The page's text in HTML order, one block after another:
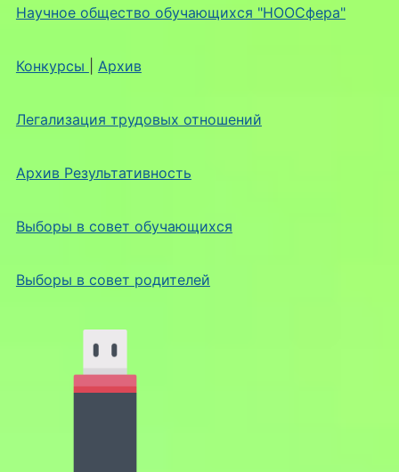
Научное общество обучающихся "НООСфера"
Конкурсы Архив
Легализация трудовых отношений
Архив Результативность
Выборы в совет обучающихся
Выборы в совет родителей